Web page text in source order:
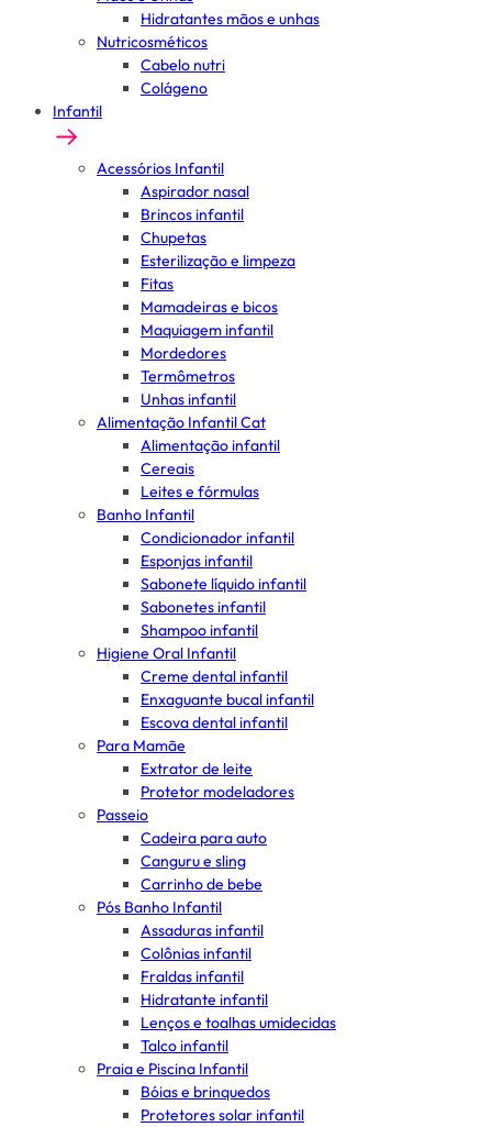
Hidratantes mãos e unhas
Nutricosméticos
Cabelo nutri
Colágeno
Infantil
Acessórios Infantil
Aspirador nasal
Brincos infantil
Chupetas
Esterilização e limpeza
Fitas
Mamadeiras e bicos
Maquiagem infantil
Mordedores
Termômetros
Unhas infantil
Alimentação Infantil Cat
Alimentação infantil
Cereais
Leites e fórmulas
Banho Infantil
Condicionador infantil
Esponjas infantil
Sabonete líquido infantil
Sabonetes infantil
Shampoo infantil
Higiene Oral Infantil
Creme dental infantil
Enxaguante bucal infantil
Escova dental infantil
Para Mamãe
Extrator de leite
Protetor modeladores
Passeio
Cadeira para auto
Canguru e sling
Carrinho de bebe
Pós Banho Infantil
Assaduras infantil
Colônias infantil
Fraldas infantil
Hidratante infantil
Lenços e toalhas umidecidas
Talco infantil
Praia e Piscina Infantil
Bóias e brinquedos
Protetores solar infantil